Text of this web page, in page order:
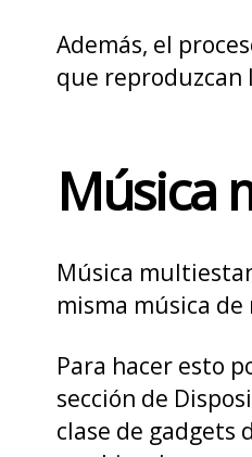
Además, el
que reproduzcan
Música
Música
misma música
Para hacer esto
sección de
clase de gadgets